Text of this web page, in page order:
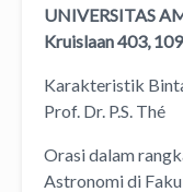
UNIVERSITAS
Kruislaan 403,
Karakteristik
Prof. Dr. P.S. Thé
Orasi dalam
Astronomi di